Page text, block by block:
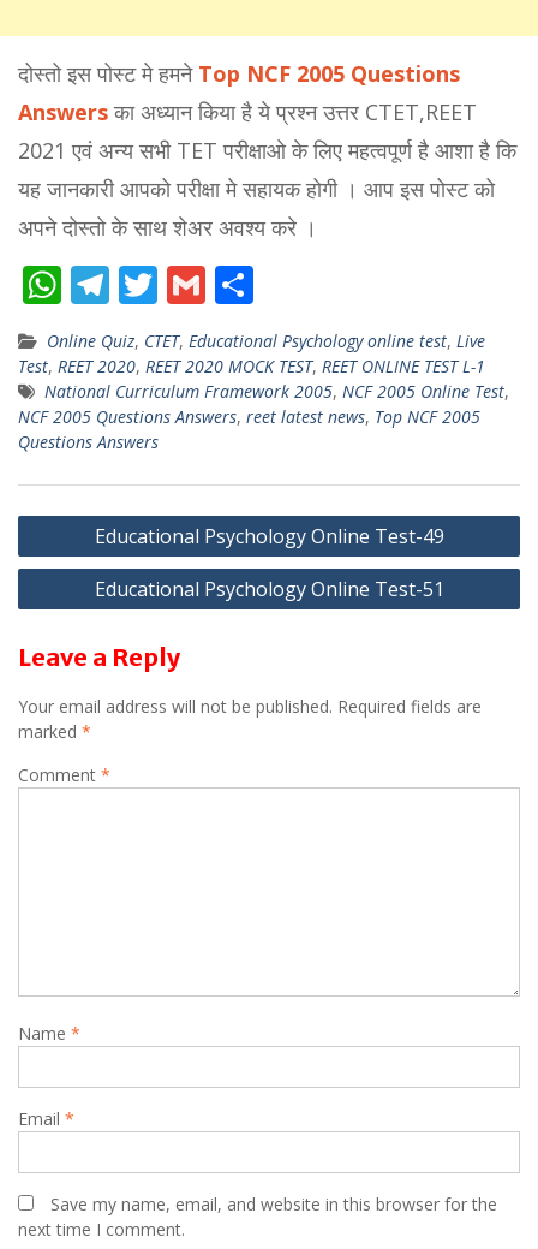
दोस्तो इस पोस्ट मे हमने Top NCF 2005 Questions
Answersका अध्यान किया है ये प्रश्न उत्तर CTET,REET
2021 एवं अन्य सभी TET परीक्षाओ के लिए महत्वपूर्ण है आशा है कि
यह जानकारी आपको परीक्षा मे सहायक होगी । आप इस पोस्ट को
अपने दोस्तो के साथ शेअर अवश्य करे ।
W
h
at
s
A
p
p
T
el
e
gr
a
m
T
w
itt
er
G
m
ai
l
h
ar
e
Online Quiz, CTET, Educational Psychology online test, Live
Test, REET 2020, REET 2020 MOCK TEST, REET ONLINE TEST L-1
National Curriculum Framework 2005, NCF 2005 Online Test,
NCF 2005 Questions Answers, reet latest news, Top NCF 2005
Questions Answers
Post
navigation
Educational Psychology Online Test-49
Educational Psychology Online Test-51
Leave a Reply
Your email address will not be published. Required fields are
marked *
Comment *
Name *
Email *
Save my name, email, and website in this browser for the
next time I comment.